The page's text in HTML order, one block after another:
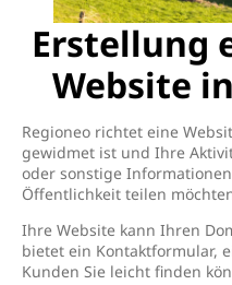
Erstellung
Website
Regioneo richtet eine
gewidmet ist und Ihre
oder sonstige
Öffentlichkeit teilen
Ihre Website kann Ihren
bietet ein Kontaktformular,
Kunden Sie leicht finden